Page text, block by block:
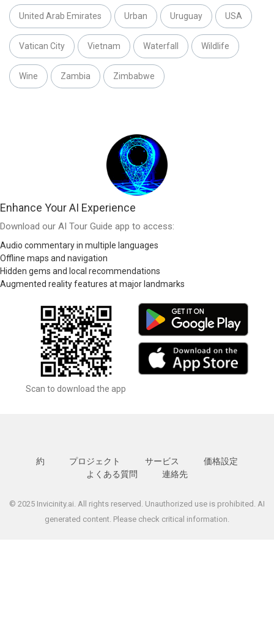
United Arab Emirates Urban Uruguay USA
Vatican City Vietnam Waterfall Wildlife
Wine Zambia Zimbabwe
Enhance Your AI Experience
Download our AI Tour Guide app to access:
Audio commentary in multiple languages
Offline maps and navigation
Hidden gems and local recommendations
Augmented reality features at major landmarks
Scan to download the app
約 プロジェクト サービス
価格設定
よくある質問
連絡先
© 2025 Invicinity.ai. All rights reserved. Unauthorized use is prohibited. AI
generated content. Please check critical information.